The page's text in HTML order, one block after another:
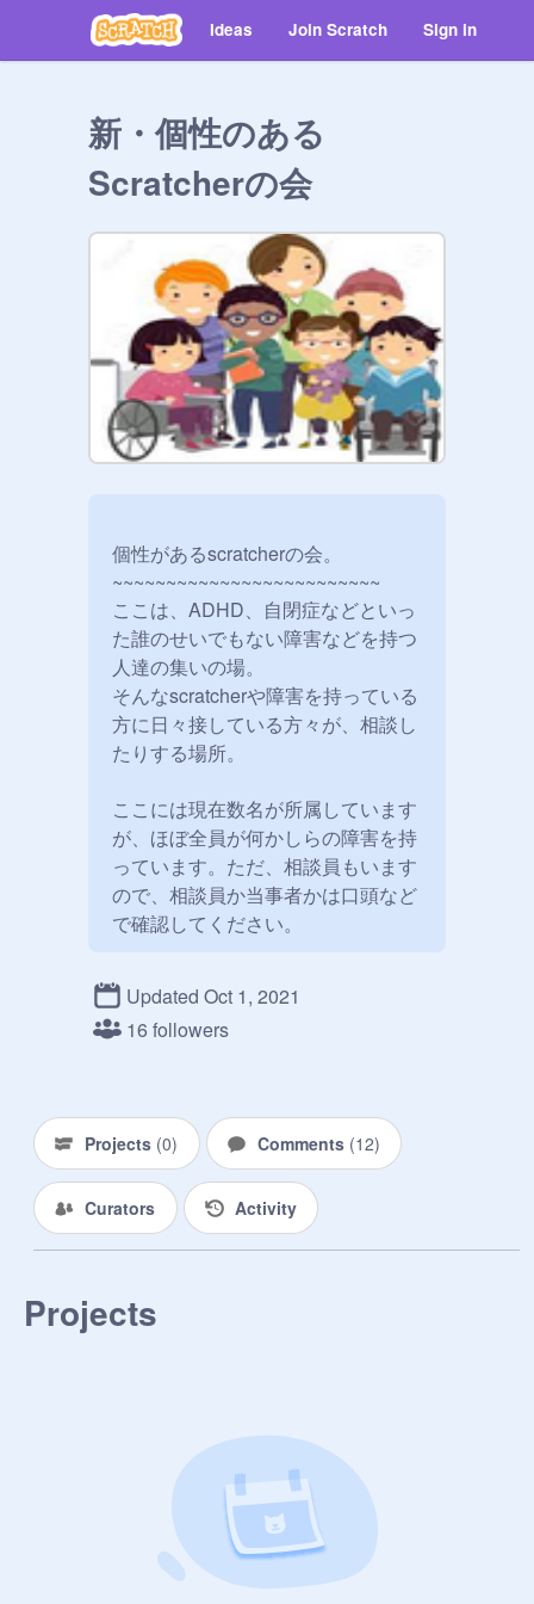
Ideas Join Scratch Sign in
新・個性のある
Scratcherの会
個性があるscratcherの会。
~~~~~~~~~~~~~~~~~~~~~~~~~
ここは、ADHD、自閉症などといっ
た誰のせいでもない障害などを持つ
人達の集いの場。
そんなscratcherや障害を持っている
方に日々接している方々が、相談し
たりする場所。
ここには現在数名が所属しています
が、ほぼ全員が何かしらの障害を持
っています。ただ、相談員もいます
ので、相談員か当事者かは口頭など
で確認してください。
「自分変わってるかな？」と思うよ
うなことがあったり、「周りからい
じめられる」という時も相談してみ
最後に。
私たちは不幸な人間ではありませ
ん。個性が強く表れているだけで
す。どうかこの場所を気持ち悪いと
Updated Oct 1, 2021
16 followers
Projects (0) Comments (12)
Curators Activity
Projects